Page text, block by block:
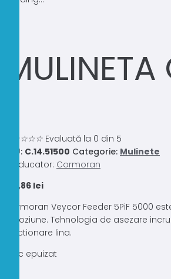
☆☆☆☆ Evaluată la 0 din 5
SKU: C.14.51500 Categorie: Mulinete
Producator: Cormoran
159,86 lei
Cormoran Veycor Feeder 5PiF 5000
coroziune. Tehnologia de asezare
functionare lina.
Stoc epuizat